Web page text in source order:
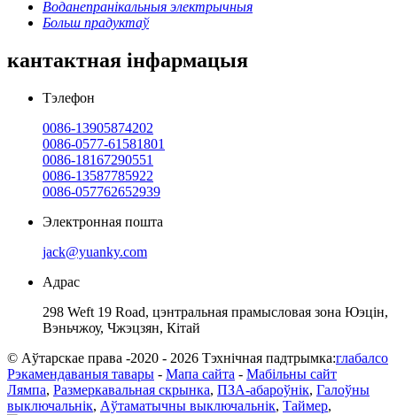
Воданепранікальныя электрычныя
Больш прадуктаў
кантактная інфармацыя
Тэлефон
0086-13905874202
0086-0577-61581801
0086-18167290551
0086-13587785922
0086-057762652939
Электронная пошта
jack@yuanky.com
Адрас
298 Weft 19 Road, цэнтральная прамысловая зона Юэцін,
Вэньчжоу, Чжэцзян, Кітай
© Аўтарскае права -2020 - 2026 Тэхнічная падтрымка:глабалсо
Рэкамендаваныя тавары - Мапа сайта - Мабільны сайт
Лямпа, Размеркавальная скрынка, ПЗА-абароўнік, Галоўны
выключальнік, Аўтаматычны выключальнік, Таймер,